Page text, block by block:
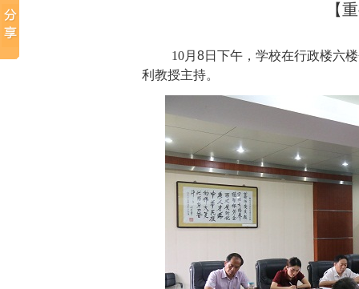
【
10月 8日下午，学校在行政楼六
利教授主持。